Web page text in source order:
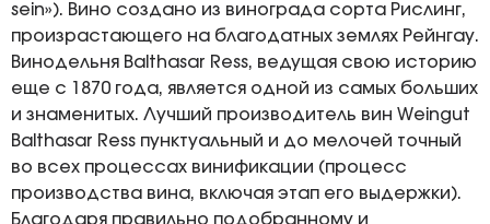
sein»). Вино создано из винограда сорта Рислинг,
произрастающего на благодатных землях Рейнгау.
Винодельня Balthasar Ress, ведущая свою историю
еще с 1870 года, является одной из самых больших
и знаменитых. Лучший производитель вин Weingut
Balthasar Ress пунктуальный и до мелочей точный
во всех процессах винификации (процесс
производства вина, включая этап его выдержки).
Благодаря правильно подобранному и